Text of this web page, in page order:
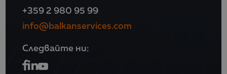
+359 2 980 95 99
info@balkanservices.com
Следвайте ни: